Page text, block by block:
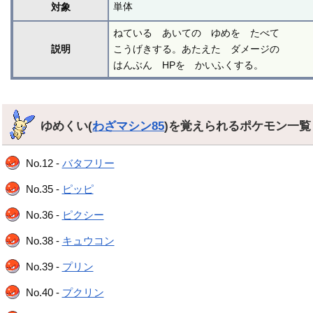
対象 単体
説明
ねている あいての ゆめを たべて
こうげきする。あたえた ダメージの
はんぶん HPを かいふくする。
ゆめくい(わざマシン85)を覚えられるポケモン一
No.12 - バタフリー
No.35 - ピッピ
No.36 - ピクシー
No.38 - キュウコン
No.39 - プリン
No.40 - プクリン